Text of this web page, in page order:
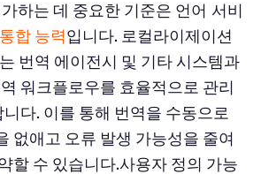
하는 데 중요한 기준은 언어 서비
통합 능력입니다. 로컬라이제이션
번역 에이전시 및 기타 시스템과
워크플로우를 효율적으로 관리
다. 이를 통해 번역을 수동으로
없애고 오류 발생 가능성을 줄여
할 수 있습니다.사용자 정의 가능